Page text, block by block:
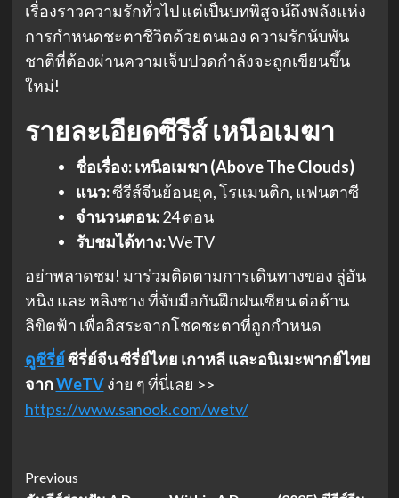
เรื่องราวความรักทั่วไป แต่เป็นบทพิสูจน์ถึงพลังแห่ง
การกำหนดชะตาชีวิตด้วยตนเอง ความรักนับพัน
ชาติที่ต้องผ่านความเจ็บปวดกำลังจะถูกเขียนขึ้น
ใหม่!
รายละเอียดซีรีส์ เหนือเมฆา
ชื่อเรื่อง: เหนือเมฆา (Above The Clouds)
แนว:ซีรีส์จีนย้อนยุค, โรแมนติก, แฟนตาซี
จำนวนตอน:24 ตอน
รับชมได้ทาง:WeTV
อย่าพลาดชม! มาร่วมติดตามการเดินทางของ ลู่อัน
หนิง และ หลิงชาง ที่จับมือกันฝึกฝนเซียน ต่อต้าน
ลิขิตฟ้า เพื่ออิสระจากโชคชะตาที่ถูกกำหนด
ดูซีรี่ย์ซีรี่ย์จีน ซีรี่ย์ไทย เกาหลี และอนิเมะพากย์ไทย
จากWeTVง่าย ๆ ที่นี่เลย >>
https://www.sanook.com/wetv/
Post
Previous